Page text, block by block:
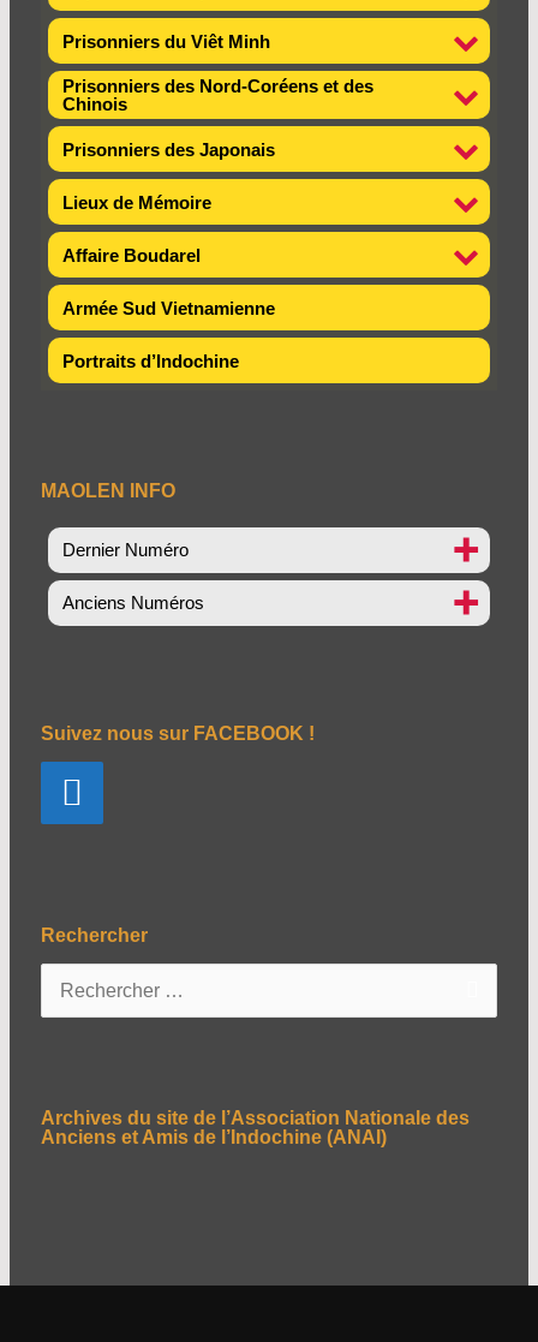
Prisonniers du Viêt Minh
Prisonniers des Nord-Coréens et des
Chinois
Prisonniers des Japonais
Lieux de Mémoire
Affaire Boudarel
Armée Sud Vietnamienne
Portraits d’Indochine
MAOLEN INFO
Dernier Numéro
Anciens Numéros
Suivez nous sur FACEBOOK !
Rechercher
rArchives du site de l’Association Nationale des
Anciens et Amis de l’Indochine (ANAI)